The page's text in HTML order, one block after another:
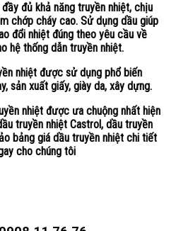
đủ khả năng truyền nhiệt, chịu
chớp cháy cao. Sử dụng dầu giúp
đổi nhiệt đúng theo yêu cầu về
hệ thống dẫn truyền nhiệt.
nhiệt được sử dụng phổ biến
sản xuất giấy, giày da, xây dựng.
nhiệt được ưa chuộng nhất hiện
truyền nhiệt Castrol, dầu truyền
bảng giá dầu truyền nhiệt chi tiết
cho chúng tôi